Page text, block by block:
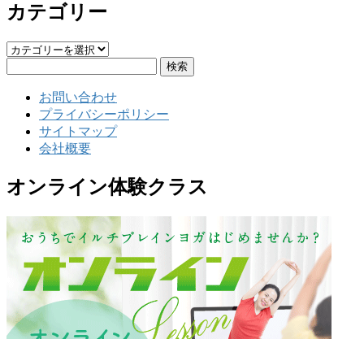
カテゴリー
カ
お問い合わせ
プライバシーポリシー
サイトマップ
会社概要
オンライン体験クラス